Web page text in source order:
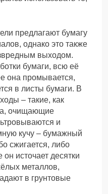
предлагают бумагу
однако это также
выходом.
бумаги, всю её
она промывается,
в листы бумаги. В
– такие, как
очищающие
и
кучу – бумажный
сжигается, либо
он источает десятки
металлов,
в грунтовые